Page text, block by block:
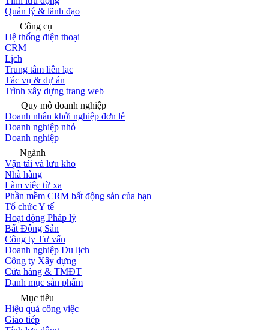
Quản lý & lãnh đạo
Công cụ
Hệ thống điện thoại
CRM
Lịch
Trung tâm liên lạc
Tác vụ & dự án
Trình xây dựng trang web
Quy mô doanh nghiệp
Doanh nhân khởi nghiệp đơn lẻ
Doanh nghiệp nhỏ
Doanh nghiệp
Ngành
Vận tải và lưu kho
Nhà hàng
Làm việc từ xa
Phần mềm CRM bất động sản của bạn
Tổ chức Y tế
Hoạt động Pháp lý
Bất Động Sản
Công ty Tư vấn
Doanh nghiệp Du lịch
Công ty Xây dựng
Cửa hàng & TMĐT
Danh mục sản phẩm
Mục tiêu
Hiệu quả công việc
Giao tiếp